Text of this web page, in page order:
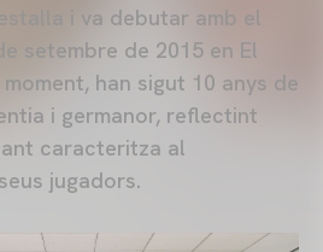
i va debutar amb el
setembre de 2015 en El
han sigut 10 anys de
i germanor, reflectint
caracteritza al
jugadors.